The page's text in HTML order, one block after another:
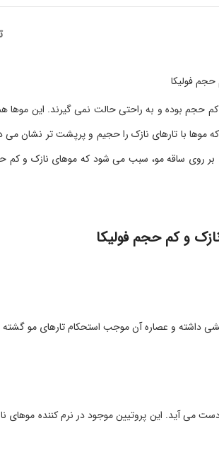
فولیکا
حجم بوده و به راحتی حالت نمی گیرند. این موها
بر روی ساقه مو، سبب می شود که موهای نازک و
و کم حجم فولیکا
داشته و عصاره آن موجب استحکام تارهای مو
می آید. این پروتیین موجود در نرم کننده موهای